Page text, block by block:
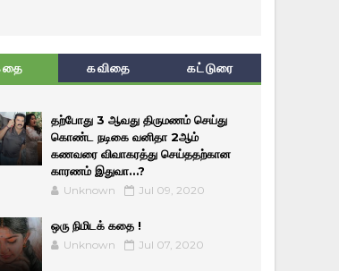
கவிதை கட்டுரை
தற்போது 3 ஆவது திருமணம் செய்து
கொண்ட நடிகை வனிதா 2ஆம்
கணவரை விவாகரத்து செய்ததற்கான
காரணம் இதுவா…?
Unknown Jul 09, 2020
ஒரு நிமிடக் கதை !
Unknown Jul 07, 2020